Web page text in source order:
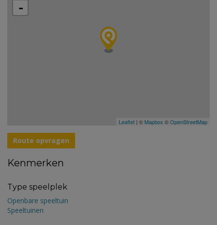
-
Leaflet | © Mapbox ©OpenStreetMap
Route opvragen
Kenmerken
Type speelplek
Openbare speeltuin
Speeltuinen